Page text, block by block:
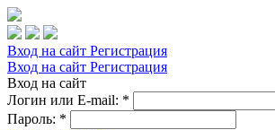
Вход на сайт Регистрация
Вход на сайт Регистрация
Вход на сайт
Логин или E-mail: *
Пароль: *